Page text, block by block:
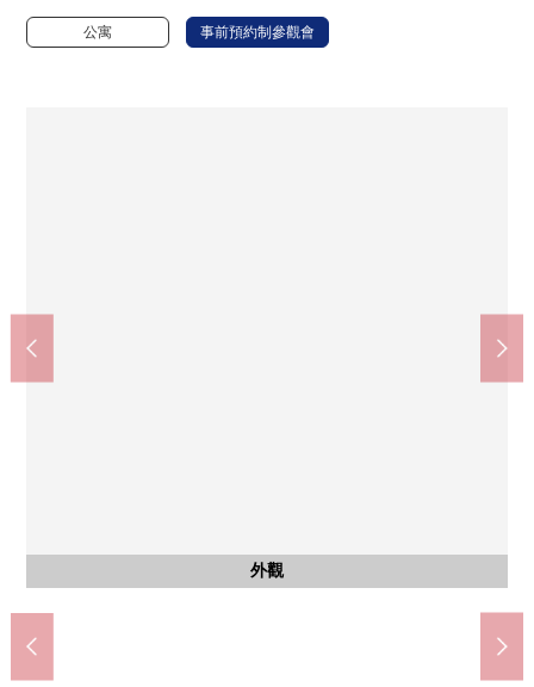
公寓 事前預約制參觀會
外觀
客廳
約4.3張塌塌米客廳約7.5張塌塌米+西式房間
客廳
約4.3張塌塌米客廳約7.5張塌塌米+西式房間
客廳
約4.3張塌塌米客廳約7.5張塌塌米+西式房間
廚房
廚房
廚房
廚房
廚房
廚房
洗臉
洗臉
洗臉
公共汽車
浴室
廁所
收納
約0.5張塌塌米儲藏室
其他
洗衣機場地
門口
陽台
風景
西側風景
風景
南側風景
風景
北側風景
門口
門口
入口
入口
大廳
大廳
共有部分
信箱、宅配保管櫃
共有部分
研究房
停車場
停車場